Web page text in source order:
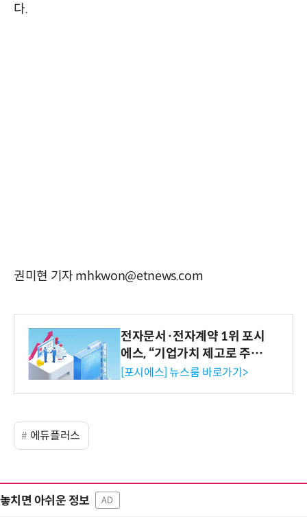
다.
권미현 기자 mhkwon@etnews.com
전자문서·전자계약 1위 포시
에스, “기업가치 제고로 주주
환원 강화” 계획 공시
[포시에스] 뉴스룸 바로가기>
에듀플러스
놓치면 아쉬운 정보 AD